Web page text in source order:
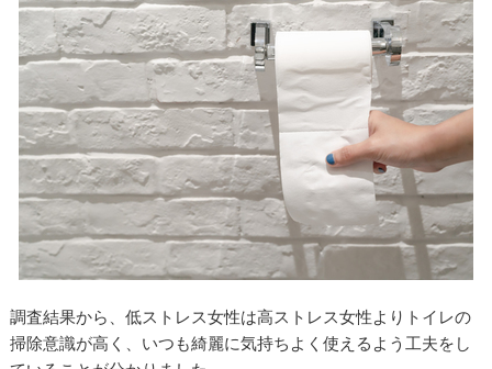
調査結果から、低ストレス女性は高ストレス女性よりトイレの
掃除意識が高く、いつも綺麗に気持ちよく使えるよう工夫をし